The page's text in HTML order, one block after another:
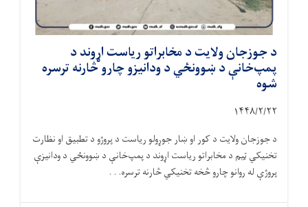
د جوزجان ولایت د مخابراتو ریاست اړوند د
پمپ‌خانې د ښوونځي د ودانیزو چارو څارنه ترسره
شوه
۱۴۴۸/۲/۲۲
د جوزجان ولایت د کور او ښار جوړولو ریاست د پروژو د تطبیق او نظارت
تخنیکي ټیم د مخابراتو ریاست اړوند د پمپ‌خانې د ښوونځي د ودانیزې
پروژې له روانو چارو څخه تخنیکي څارنه ترسره. . .